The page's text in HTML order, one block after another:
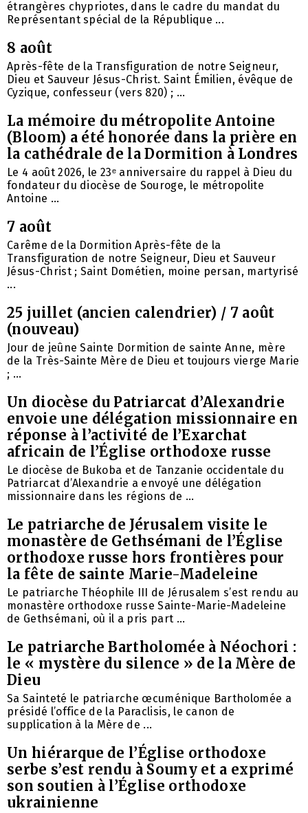
étrangères chypriotes, dans le cadre du mandat du
Représentant spécial de la République ...
8 août
Après-fête de la Transfiguration de notre Seigneur,
Dieu et Sauveur Jésus-Christ. Saint Émilien, évêque de
Cyzique, confesseur (vers 820) ; ...
La mémoire du métropolite Antoine
(Bloom) a été honorée dans la prière en
la cathédrale de la Dormition à Londres
Le 4 août 2026, le 23ᵉ anniversaire du rappel à Dieu du
fondateur du diocèse de Souroge, le métropolite
Antoine ...
7 août
Carême de la Dormition Après-fête de la
Transfiguration de notre Seigneur, Dieu et Sauveur
Jésus-Christ ; Saint Dométien, moine persan, martyrisé
...
25 juillet (ancien calendrier) / 7 août
(nouveau)
Jour de jeûne Sainte Dormition de sainte Anne, mère
de la Très-Sainte Mère de Dieu et toujours vierge Marie
; ...
Un diocèse du Patriarcat d’Alexandrie
envoie une délégation missionnaire en
réponse à l’activité de l’Exarchat
africain de l’Église orthodoxe russe
Le diocèse de Bukoba et de Tanzanie occidentale du
Patriarcat d’Alexandrie a envoyé une délégation
missionnaire dans les régions de ...
Le patriarche de Jérusalem visite le
monastère de Gethsémani de l’Église
orthodoxe russe hors frontières pour
la fête de sainte Marie-Madeleine
Le patriarche Théophile III de Jérusalem s’est rendu au
monastère orthodoxe russe Sainte-Marie-Madeleine
de Gethsémani, où il a pris part ...
Le patriarche Bartholomée à Néochori :
le « mystère du silence » de la Mère de
Dieu
Sa Sainteté le patriarche œcuménique Bartholomée a
présidé l’office de la Paraclisis, le canon de
supplication à la Mère de ...
Un hiérarque de l’Église orthodoxe
serbe s’est rendu à Soumy et a exprimé
son soutien à l’Église orthodoxe
ukrainienne